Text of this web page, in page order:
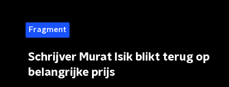
Fragment
Schrijver Murat Isik blikt terug op
belangrijke prijs